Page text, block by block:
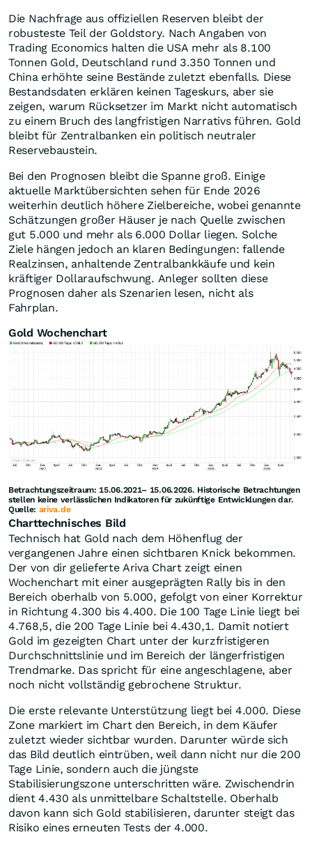
Die Nachfrage aus offiziellen Reserven bleibt der
robusteste Teil der Goldstory. Nach Angaben von
Trading Economics halten die USA mehr als 8.100
Tonnen Gold, Deutschland rund 3.350 Tonnen und
China erhöhte seine Bestände zuletzt ebenfalls. Diese
Bestandsdaten erklären keinen Tageskurs, aber sie
zeigen, warum Rücksetzer im Markt nicht automatisch
zu einem Bruch des langfristigen Narrativs führen. Gold
bleibt für Zentralbanken ein politisch neutraler
Reservebaustein.
Bei den Prognosen bleibt die Spanne groß. Einige
aktuelle Marktübersichten sehen für Ende 2026
weiterhin deutlich höhere Zielbereiche, wobei genannte
Schätzungen großer Häuser je nach Quelle zwischen
gut 5.000 und mehr als 6.000 Dollar liegen. Solche
Ziele hängen jedoch an klaren Bedingungen: fallende
Realzinsen, anhaltende Zentralbankkäufe und kein
kräftiger Dollaraufschwung. Anleger sollten diese
Prognosen daher als Szenarien lesen, nicht als
Fahrplan.
Gold Wochenchart
Betrachtungszeitraum: 15.06.2021– 15.06.2026. Historische Betrachtungen
stellen keine verlässlichen Indikatoren für zukünftige Entwicklungen dar.
Quelle: ariva.de
Charttechnisches Bild
Technisch hat Gold nach dem Höhenflug der
vergangenen Jahre einen sichtbaren Knick bekommen.
Der von dir gelieferte Ariva Chart zeigt einen
Wochenchart mit einer ausgeprägten Rally bis in den
Bereich oberhalb von 5.000, gefolgt von einer Korrektur
in Richtung 4.300 bis 4.400. Die 100 Tage Linie liegt bei
4.768,5, die 200 Tage Linie bei 4.430,1. Damit notiert
Gold im gezeigten Chart unter der kurzfristigeren
Durchschnittslinie und im Bereich der längerfristigen
Trendmarke. Das spricht für eine angeschlagene, aber
noch nicht vollständig gebrochene Struktur.
Die erste relevante Unterstützung liegt bei 4.000. Diese
Zone markiert im Chart den Bereich, in dem Käufer
zuletzt wieder sichtbar wurden. Darunter würde sich
das Bild deutlich eintrüben, weil dann nicht nur die 200
Tage Linie, sondern auch die jüngste
Stabilisierungszone unterschritten wäre. Zwischendrin
dient 4.430 als unmittelbare Schaltstelle. Oberhalb
davon kann sich Gold stabilisieren, darunter steigt das
Risiko eines erneuten Tests der 4.000.